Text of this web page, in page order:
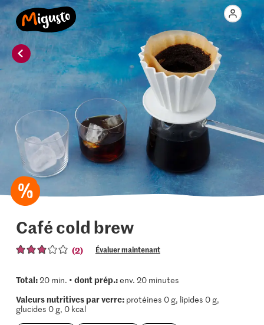
Café cold brew
(2) Évaluer maintenant
Total:20 min. • dont prép.:env. 20 minutes
Valeurs nutritives par verre:protéines 0 g, lipides 0 g,
glucides 0 g, 0 kcal